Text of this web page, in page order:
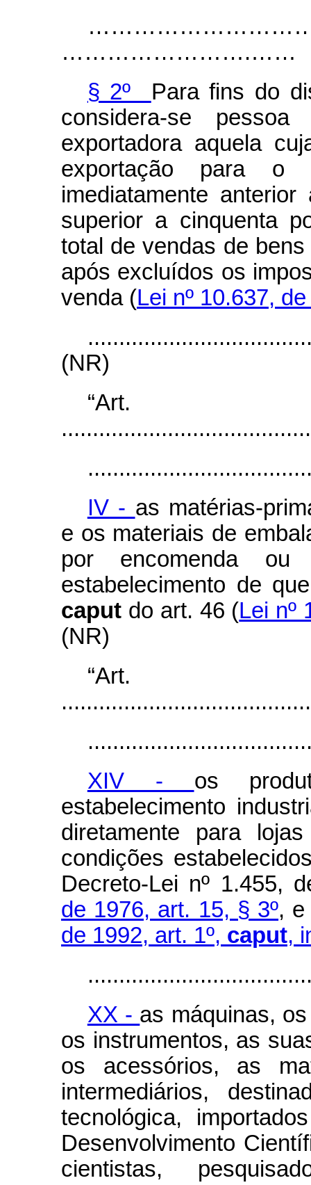
…………………….……
§ 2º Para fins do
considera-se pessoa
exportadora aquela
exportação para o
imediatamente
superior a cinquenta
total de vendas de
após excluídos os
venda (Lei nº 10.637,
(NR)
IV - as matérias-
e os materiais de
por encomenda
estabelecimento de
caput do art. 46 (Lei nº
(NR)
XIV - os
estabelecimento
diretamente para
condições
Decreto-Lei nº 1.455,
de 1976, art. 15, § 3º,
de 1992, art. 1º, caput,
XX - as máquinas,
os instrumentos, as
os acessórios, as
intermediários,
tecnológica,
Desenvolvimento
cientistas,